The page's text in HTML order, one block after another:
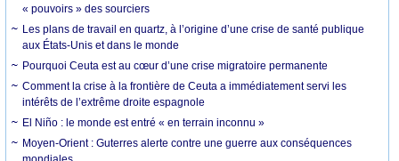
« pouvoirs » des sourciers
Les plans de travail en quartz, à l’origine d’une crise de santé publique
aux États-Unis et dans le monde
Pourquoi Ceuta est au cœur d’une crise migratoire permanente
Comment la crise à la frontière de Ceuta a immédiatement servi les
intérêts de l’extrême droite espagnole
El Niño : le monde est entré « en terrain inconnu »
Moyen-Orient : Guterres alerte contre une guerre aux conséquences